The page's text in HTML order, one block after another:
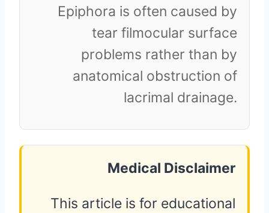
Epiphora is often caused by
tear filmocular surface
problems rather than by
anatomical obstruction of
lacrimal drainage.
Medical Disclaimer
This article is for educational